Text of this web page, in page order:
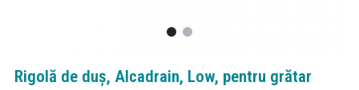
Rigolă de duș, Alcadrain, Low, pentru grătar